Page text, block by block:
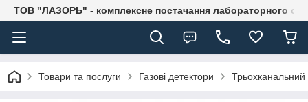
ТОВ "ЛАЗОРЬ" - комплексне постачання лабораторного
Товари та послуги Газові детектори